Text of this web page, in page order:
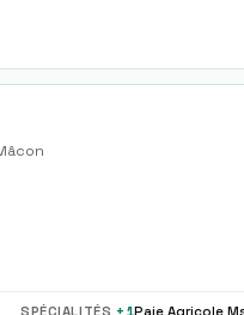
SPÉCIALITÉS + 1